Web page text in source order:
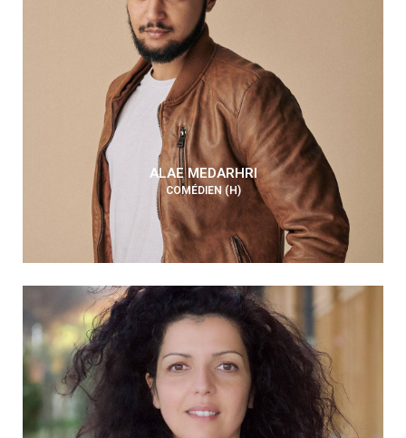
ALAE MEDARHRI
COMÉDIEN (H)